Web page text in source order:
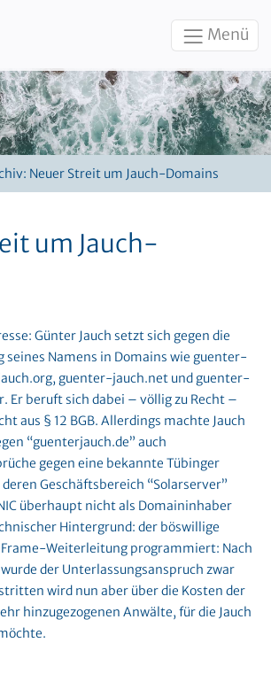
Menü
Neuer Streit um Jauch-Domains
um Jauch-
Günter Jauch setzt sich gegen die
seines Namens in Domains wie guenter-
guenter-jauch.net und guenter-
Er beruft sich dabei – völlig zu Recht –
aus § 12 BGB. Allerdings machte Jauch
“guenterjauch.de” auch
gegen eine bekannte Tübinger
Geschäftsbereich “Solarserver”
überhaupt nicht als Domaininhaber
Hintergrund: der böswillige
Weiterleitung programmiert: Nach
der Unterlassungsanspruch zwar
wird nun aber über die Kosten der
hinzugezogenen Anwälte, für die Jauch